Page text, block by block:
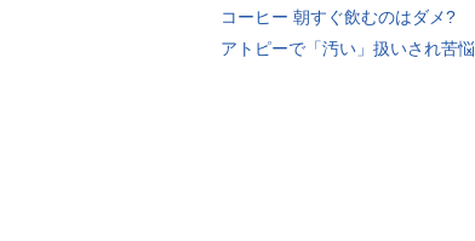
コーヒー 朝すぐ飲むのはダメ?
アトピーで「汚い」扱いされ苦悩